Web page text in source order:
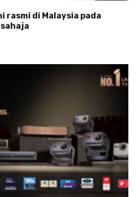
rasmi di Malaysia pada